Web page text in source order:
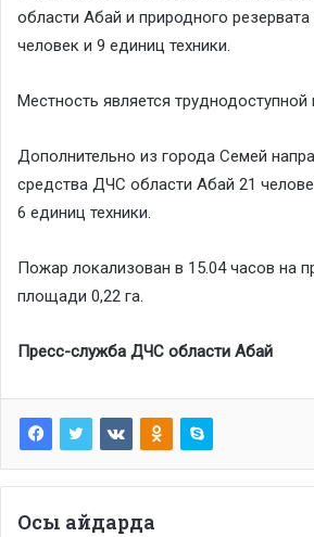
области Абай и природного резервата
человек и 9 единиц техники.
Местность является труднодоступной
Дополнительно из города Семей
средства ДЧС области Абай 21
6 единиц техники.
Пожар локализован в 15.04 часов на
площади 0,22 га.
Пресс-служба ДЧС области Абай
Осы айдарда